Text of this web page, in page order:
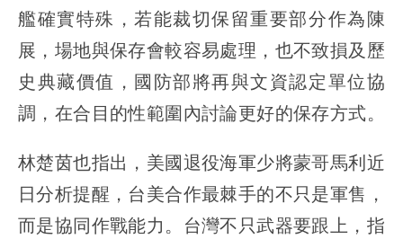
艦確實特殊，若能裁切保留重要部分作為陳
展，場地與保存會較容易處理，也不致損及歷
史典藏價值，國防部將再與文資認定單位協
調，在合目的性範圍內討論更好的保存方式。
林楚茵也指出，美國退役海軍少將蒙哥馬利近
日分析提醒，台美合作最棘手的不只是軍售，
而是協同作戰能力。台灣不只武器要跟上，指